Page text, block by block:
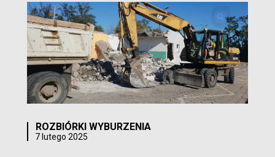
ROZBIÓRKI WYBURZENIA
7 lutego 2025